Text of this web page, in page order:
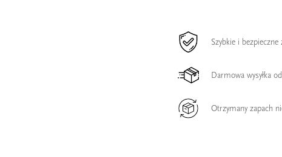
Szybkie i
Darmowa wysyłka
Otrzymany zapach